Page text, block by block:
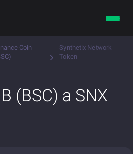
Coin
Synthetix Network
Token
(BSC) a SNX